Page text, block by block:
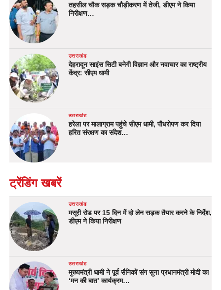
तहसील चौक सड़क चौड़ीकरण में तेजी, डीएम ने किया
निरीक्षण…
उत्तराखंड
देहरादून साइंस सिटी बनेगी विज्ञान और नवाचार का राष्ट्रीय
केंद्र: सीएम धामी
उत्तराखंड
हरेला पर मालाग्राम पहुंचे सीएम धामी, पौधरोपण कर दिया
हरित संरक्षण का संदेश…
ट्रेंडिंग खबरें
उत्तराखंड
मसूरी रोड पर 15 दिन में दो लेन सड़क तैयार करने के निर्देश,
डीएम ने किया निरीक्षण
उत्तराखंड
मुख्यमंत्री धामी ने पूर्व सैनिकों संग सुना प्रधानमंत्री मोदी का
‘मन की बात’ कार्यक्रम…